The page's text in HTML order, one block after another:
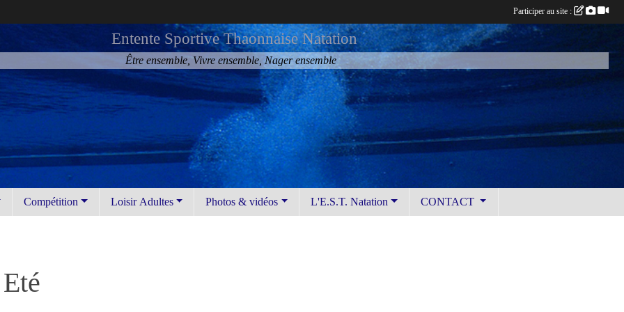
Entente Sportive Thaonnaise Natation
Être ensemble, Vivre ensemble, Nager ensemble
Compétition Loisir Adultes Photos & vidéos L'E.S.T. Natation CONTACT
Participer au site :